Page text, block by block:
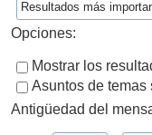
Opciones:
Mostrar los
Asuntos de temas
Antigüedad del